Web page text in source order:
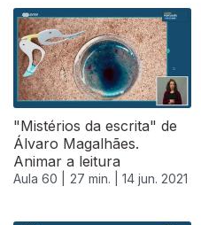
"Mistérios da escrita" de
Álvaro Magalhães.
Animar a leitura
Aula 60 | 27 min. | 14 jun. 2021